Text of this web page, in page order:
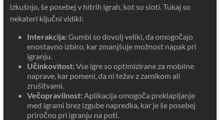
izkušnjo, še posebej v hitrih igrah, kot so sloti. Tukaj so
nekateri ključni vidiki:
Interakcija: Gumbi so dovolj veliki, da omogočajo
enostavno izbiro, kar zmanjšuje možnost napak pri
igranju.
Učinkovitost: Vse igre so optimizirane za mobilne
naprave, kar pomeni, da ni težav z zamikom ali
zrušitvami.
Večopravilnost: Aplikacija omogoča preklapljanje
med igrami brez izgube napredka, kar je še posebej
priročno pri igranju na poti.